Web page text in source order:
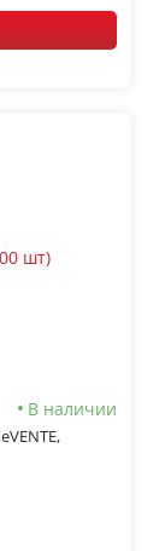
В наличии